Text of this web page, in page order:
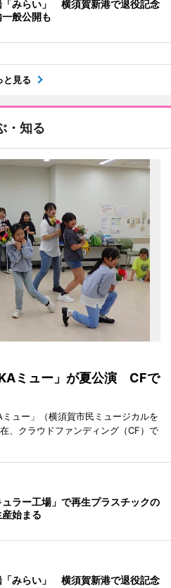
「みらい」 横須賀新港で退役記念
般公開も
と見る
・知る
ミュー」が夏公演 CFで
ュー」（横須賀市民ミュージカルを
、クラウドファンディング（CF）で
ラー工場」で再生プラスチックの
始まる
「みらい」 横須賀新港で退役記念